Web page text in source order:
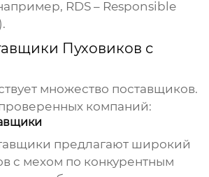
RDS – Responsible
Пуховиков с
множество поставщиков.
компаний:
предлагают широкий
с мехом по конкурентным